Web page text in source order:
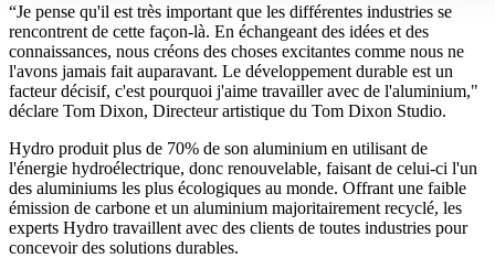
“Je pense qu'il est très important que les différentes industries se
rencontrent de cette façon-là. En échangeant des idées et des
connaissances, nous créons des choses excitantes comme nous ne
l'avons jamais fait auparavant. Le développement durable est un
facteur décisif, c'est pourquoi j'aime travailler avec de l'aluminium,"
déclare Tom Dixon, Directeur artistique du Tom Dixon Studio.
Hydro produit plus de 70% de son aluminium en utilisant de
l'énergie hydroélectrique, donc renouvelable, faisant de celui-ci l'un
des aluminiums les plus écologiques au monde. Offrant une faible
émission de carbone et un aluminium majoritairement recyclé, les
experts Hydro travaillent avec des clients de toutes industries pour
concevoir des solutions durables.